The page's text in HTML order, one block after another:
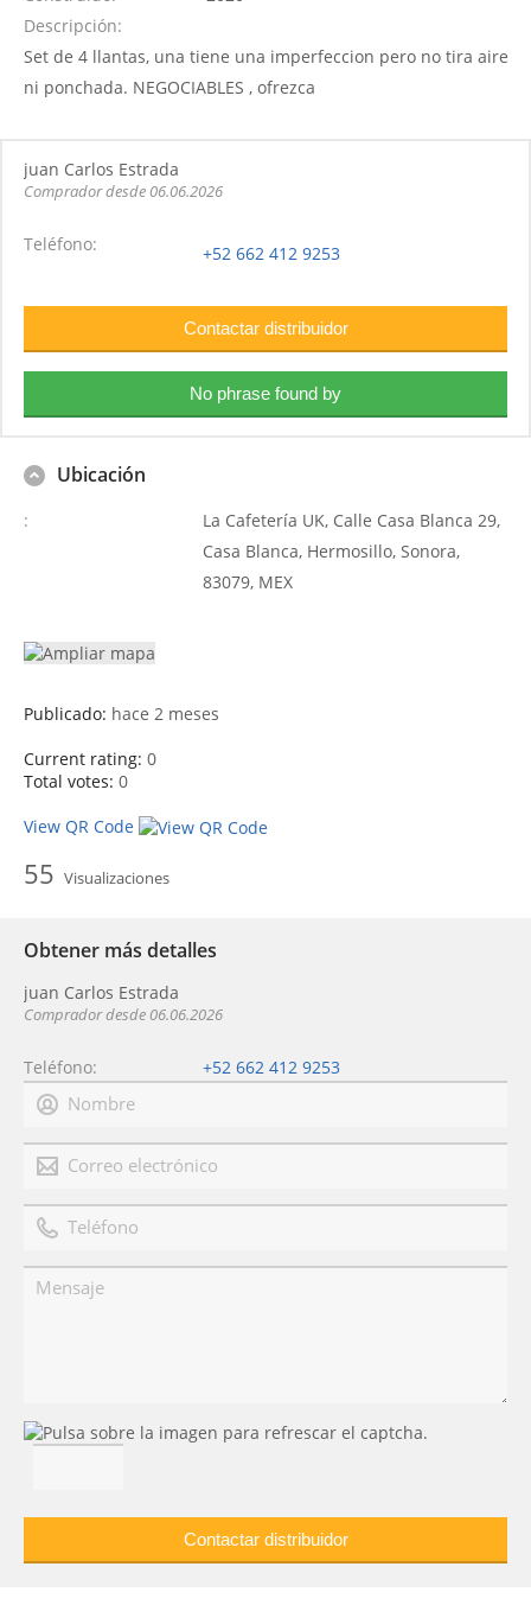
Descripción
Set de 4 llantas, una tiene una imperfeccion pero no tira aire
ni ponchada. NEGOCIABLES , ofrezca
juan Carlos Estrada
Comprador desde 06.06.2026
Teléfono +52 662 412 9253
Ubicación
La Cafetería UK, Calle Casa Blanca 29,
Casa Blanca, Hermosillo, Sonora,
83079, MEX
55 Visualizaciones
Publicado: hace 2 meses
Current rating: 0
Total votes: 0
View QR Code
Obtener más detalles
juan Carlos Estrada
Comprador desde 06.06.2026
Teléfono +52 662 412 9253